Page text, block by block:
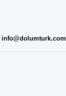
info@dolumturk.com